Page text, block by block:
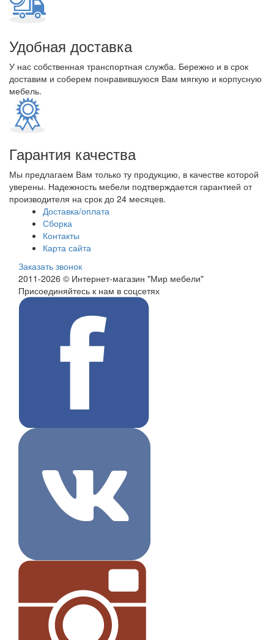
Удобная доставка
У нас собственная транспортная служба. Бережно и в срок
доставим и соберем понравившуюся Вам мягкую и корпусную
мебель.
Гарантия качества
Мы предлагаем Вам только ту продукцию, в качестве которой
уверены. Надежность мебели подтверждается гарантией от
производителя на срок до 24 месяцев.
Доставка/оплата
Сборка
Контакты
Карта сайта
Заказать звонок
2011-2026 © Интернет-магазин "Мир мебели"
Присоединяйтесь к нам в соцсетях